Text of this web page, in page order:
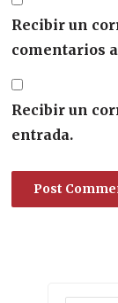
Recibir un
comentarios
Recibir un
entrada.